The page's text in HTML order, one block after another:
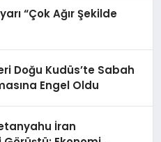
“Çok Ağır Şekilde
Doğu Kudüs’te Sabah
Engel Oldu
İran